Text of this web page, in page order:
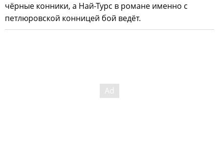
чёрные конники, а Най-Турс в романе именно с
петлюровской конницей бой ведёт.